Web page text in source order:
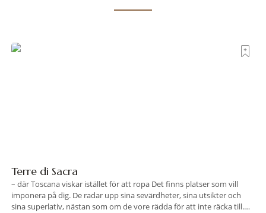
Terre di Sacra
– där Toscana viskar istället för att ropa Det finns platser som vill
imponera på dig. De radar upp sina sevärdheter, sina utsikter och
sina superlativ, nästan som om de vore rädda för att inte räcka till.